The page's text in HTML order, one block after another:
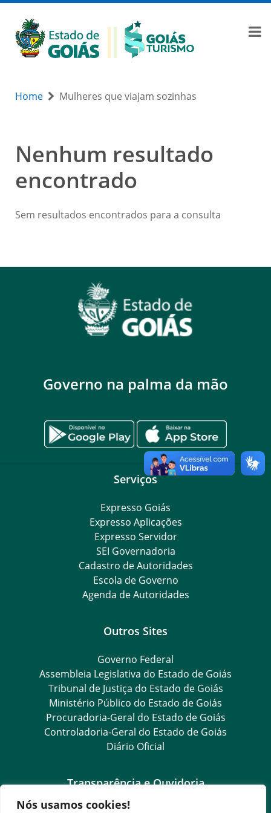
Nós usamos cookies!
Home Mulheres que viajam sozinhas
Nenhum resultado
encontrado
Sem resultados encontrados para a consulta
Governo na palma da mão
Serviços
Expresso Goiás
Expresso Aplicações
Expresso Servidor
SEI Governadoria
Cadastro de Autoridades
Escola de Governo
Agenda de Autoridades
Outros Sites
Governo Federal
Assembleia Legislativa do Estado de Goiás
Tribunal de Justiça do Estado de Goiás
Ministério Público do Estado de Goiás
Procuradoria-Geral do Estado de Goiás
Controladoria-Geral do Estado de Goiás
Diário Oficial
Transparência e Ouvidoria